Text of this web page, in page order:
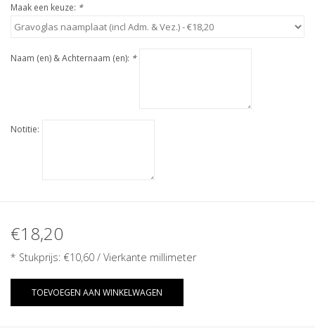
Maak een keuze: *
Naam (en) & Achternaam (en): *
Notitie:
€18,20
* Stukprijs: €10,60 / Vierkante millimeter
TOEVOEGEN AAN WINKELWAGEN